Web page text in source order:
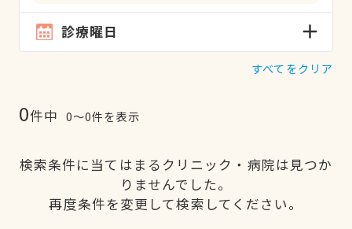
診療曜日
すべてをクリア
0件中 0〜0件を表示
検索条件に当てはまるクリニック・病院は見つか
りませんでした。
再度条件を変更して検索してください。